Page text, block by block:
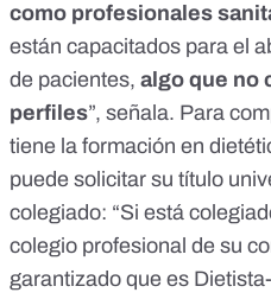
como profesionales
están capacitados para el
de pacientes, algo que no
perfiles”, señala. Para
tiene la formación en
puede solicitar su título
colegiado: “Si está
colegio profesional de su
garantizado que es